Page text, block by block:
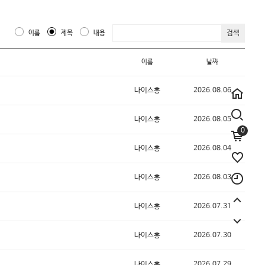
0
이름 제목 내용 검색
이름 날짜
나이스홍 2026.08.06
나이스홍 2026.08.05
나이스홍 2026.08.04
나이스홍 2026.08.03
나이스홍 2026.07.31
나이스홍 2026.07.30